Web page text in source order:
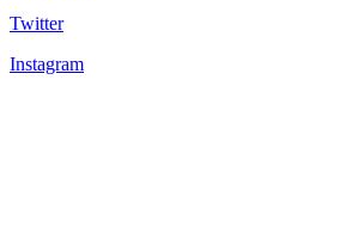
Twitter
Instagram